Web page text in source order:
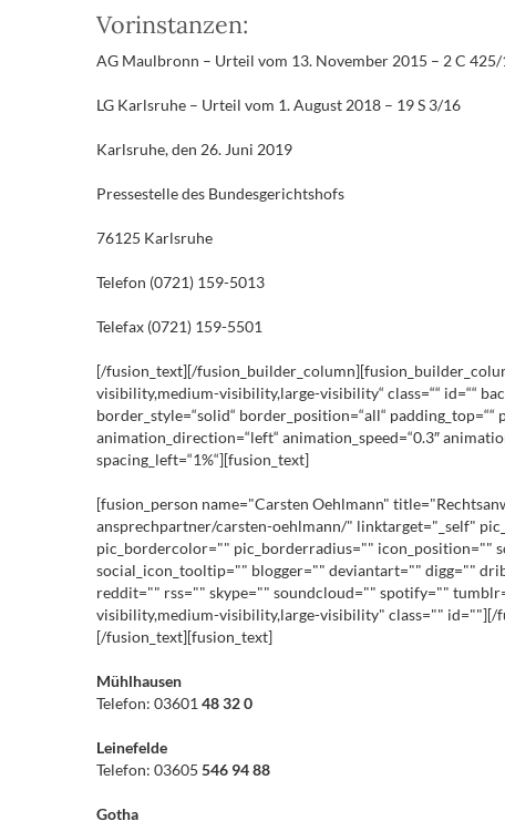
Vorinstanzen:
AG Maulbronn – Urteil vom 13. November 2015 – 2 C
LG Karlsruhe – Urteil vom 1. August 2018 – 19 S 3/16
Karlsruhe, den 26. Juni 2019
Pressestelle des Bundesgerichtshofs
76125 Karlsruhe
Telefon (0721) 159-5013
Telefax (0721) 159-5501
[/fusion_text][/
visibility,medium-visibility,large-visibility“ class=““ id=““
border_style=“solid“ border_position=“all“ padding_top=““
animation_direction=“left“ animation_speed=“0.3″
spacing_left=“1%“][fusion_text]
[fusion_person name="Carsten Oehlmann"
ansprechpartner/carsten-oehlmann/" linktarget="_self"
pic_bordercolor="" pic_borderradius="" icon_position=""
social_icon_tooltip="" blogger="" deviantart="" digg=""
reddit="" rss="" skype="" soundcloud="" spotify=""
visibility,medium-visibility,large-visibility" class="" id=""][/
[/fusion_text][fusion_text]
Mühlhausen
Telefon: 03601 48 32 0
Leinefelde
Telefon: 03605 546 94 88
Gotha